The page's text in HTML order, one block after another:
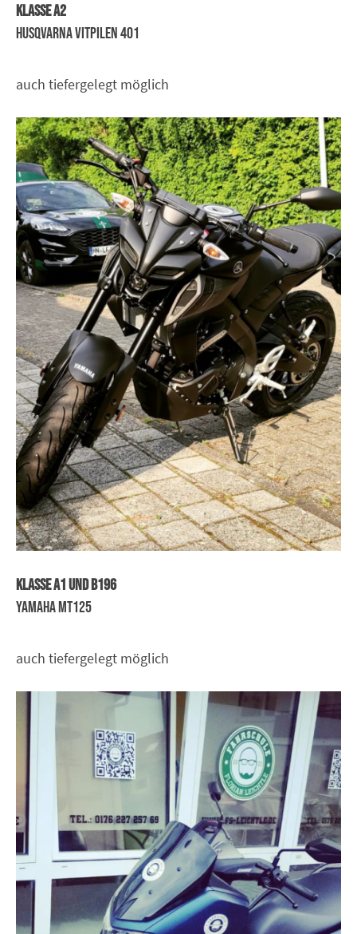
Klasse A2
Husqvarna Vitpilen 401
auch tiefergelegt möglich
Klasse A1 und B196
Yamaha MT125
auch tiefergelegt möglich